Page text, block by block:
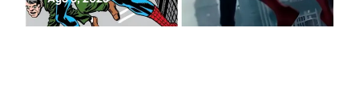
cinematográfico